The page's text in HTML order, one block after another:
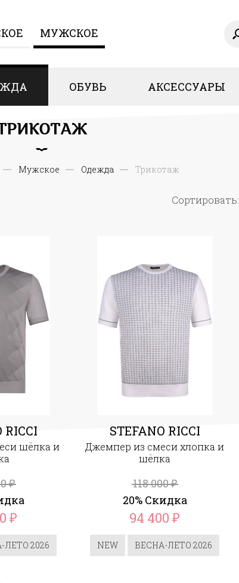
МУЖСКОЕ
ОБУВЬ АКСЕССУАРЫ
Мужское Одежда Трикотаж
Сортировать:
RICCI
шёлка и
₽
₽
ЛЕТО 2026
STEFANO RICCI
Джемпер из смеси хлопка и
шёлка
118 000₽
20% Скидка
94 400₽
NEW ВЕСНА-ЛЕТО 2026